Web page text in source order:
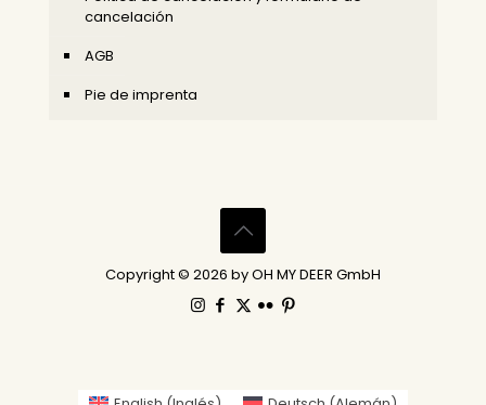
cancelación
AGB
Pie de imprenta
Copyright © 2026 by OH MY DEER GmbH